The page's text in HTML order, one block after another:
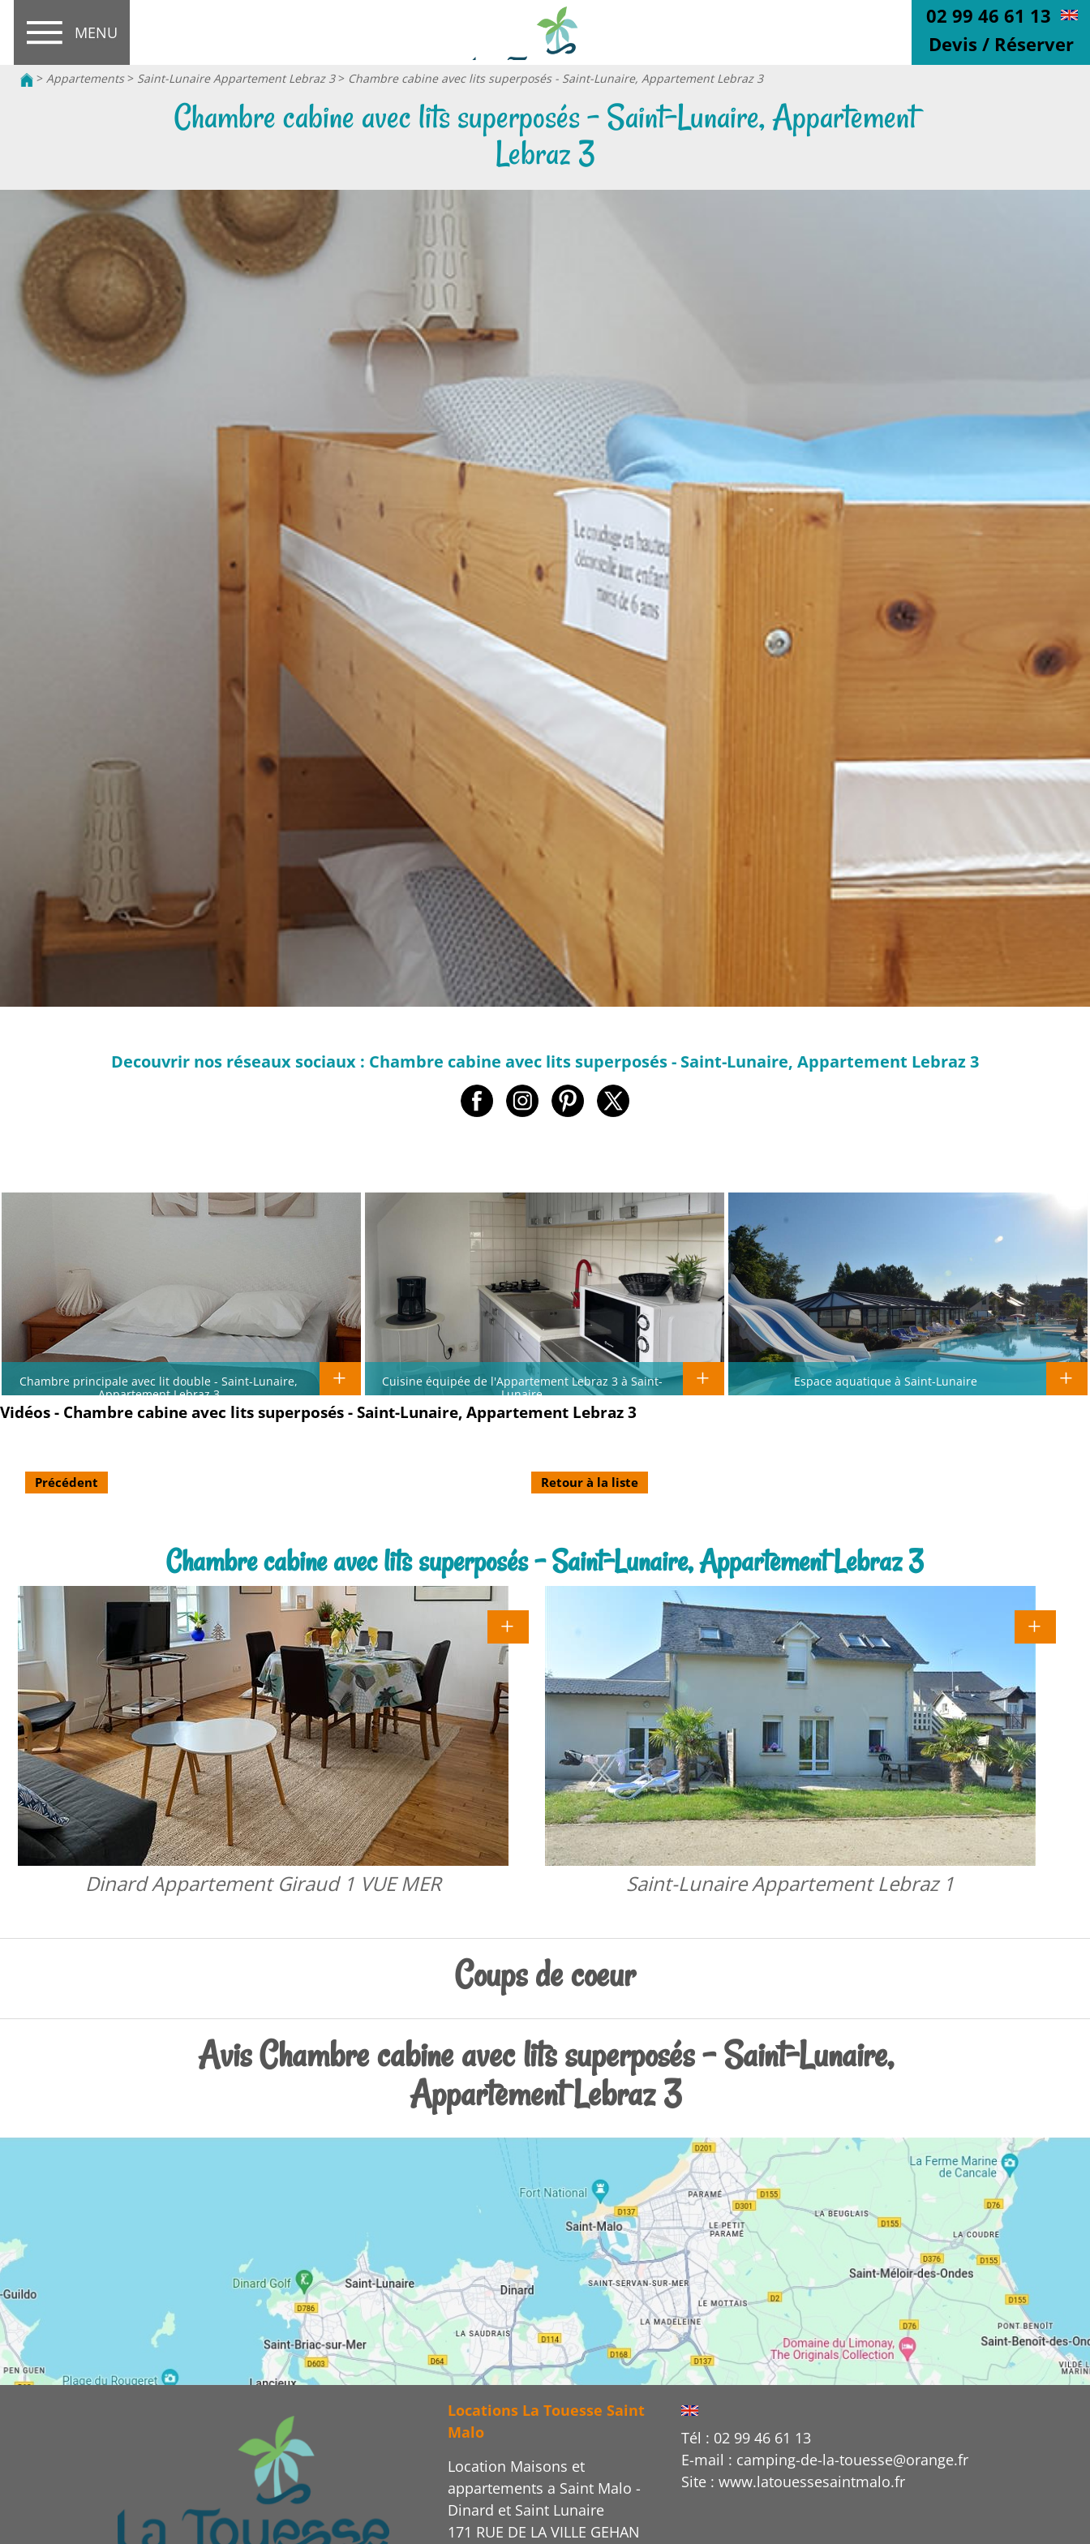
MENU
02 99 46 61 13
Devis / Réserver
> Appartements> Saint-Lunaire Appartement Lebraz 3> Chambre cabine avec lits superposés - Saint-Lunaire, Appartement Lebraz 3
Chambre cabine avec lits superposés - Saint-Lunaire, Appartement
Lebraz 3
Decouvrir nos réseaux sociaux : Chambre cabine avec lits superposés - Saint-Lunaire, Appartement Lebraz 3
Chambre principale avec lit double - Saint-Lunaire,
Appartement Lebraz 3
Cuisine équipée de l'Appartement Lebraz 3 à Saint-
Lunaire
Espace aquatique à Saint-Lunaire
Vidéos - Chambre cabine avec lits superposés - Saint-Lunaire, Appartement Lebraz 3
Précédent Retour à la liste
Chambre cabine avec lits superposés - Saint-Lunaire, Appartement Lebraz 3
Dinard Appartement Giraud 1 VUE MER Saint-Lunaire Appartement Lebraz 1
Coups de coeur
Avis Chambre cabine avec lits superposés - Saint-Lunaire,
Appartement Lebraz 3
Locations La Touesse Saint
Malo
Location Maisons et
appartements a Saint Malo -
Dinard et Saint Lunaire
171 RUE DE LA VILLE GEHAN
Tél : 02 99 46 61 13
E-mail : camping-de-la-touesse@orange.fr
Site : www.latouessesaintmalo.fr